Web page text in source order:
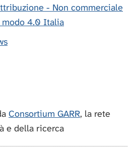
- Non commerciale
modo 4.0 Italia
Consortium GARR, la rete
e della ricerca